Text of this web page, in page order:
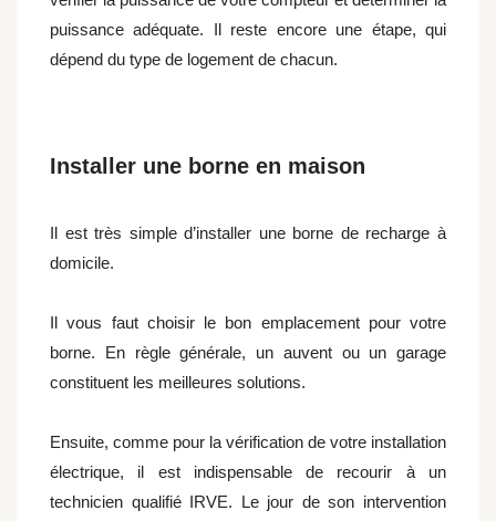
puissance adéquate. Il reste encore une étape, qui
dépend du type de logement de chacun.
Installer une borne en maison
Il est très simple d’installer une borne de recharge à
domicile.
Il vous faut choisir le bon emplacement pour votre
borne. En règle générale, un auvent ou un garage
constituent les meilleures solutions.
Ensuite, comme pour la vérification de votre installation
électrique, il est indispensable de recourir à un
technicien qualifié IRVE. Le jour de son intervention